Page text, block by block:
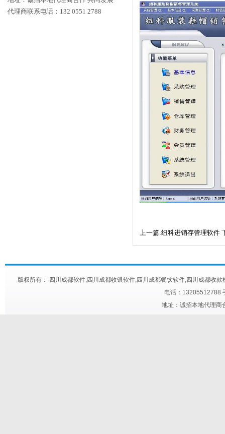
代理商联系电话：132 0551 2788
上一篇:纽科进销存管理软件
版权所有： 四川成都软件,四川成都收银软件,四川成都餐饮软件,四川成都收
电话：13205512788
地址：诚招本地代理商